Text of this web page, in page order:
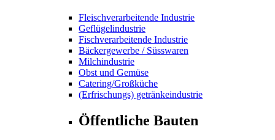
Fleischverarbeitende Industrie
Geflügelindustrie
Fischverarbeitende Industrie
Bäckergewerbe / Süsswaren
Milchindustrie
Obst und Gemüse
Catering/Großküche
(Erfrischungs) getränkeindustrie
Öffentliche Bauten